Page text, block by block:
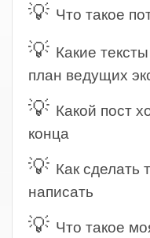
💡 Что такое
💡 Какие
план ведущих
💡 Какой пост
конца
💡 Как сделать
написать
💡 Что такое